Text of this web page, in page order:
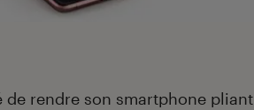
de rendre son smartphone pliant